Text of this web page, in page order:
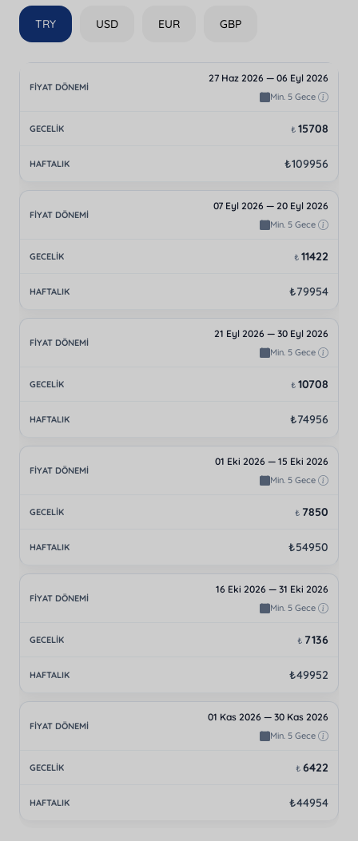
TRY USD EUR GBP
27 Haz 2026 — 06 Eyl 2026
Min. 5 Gece
₺ 15708
₺109956
07 Eyl 2026 — 20 Eyl 2026
Min. 5 Gece
₺ 11422
₺79954
21 Eyl 2026 — 30 Eyl 2026
Min. 5 Gece
₺ 10708
₺74956
01 Eki 2026 — 15 Eki 2026
Min. 5 Gece
₺ 7850
₺54950
16 Eki 2026 — 31 Eki 2026
Min. 5 Gece
₺ 7136
₺49952
01 Kas 2026 — 30 Kas 2026
Min. 5 Gece
₺ 6422
₺44954